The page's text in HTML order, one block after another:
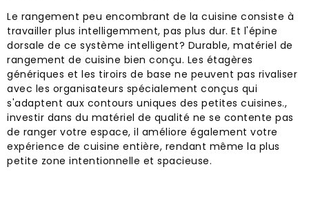
Le rangement peu encombrant de la cuisine consiste à
travailler plus intelligemment, pas plus dur. Et l'épine
dorsale de ce système intelligent? Durable, matériel de
rangement de cuisine bien conçu. Les étagères
génériques et les tiroirs de base ne peuvent pas rivaliser
avec les organisateurs spécialement conçus qui
s'adaptent aux contours uniques des petites cuisines.,
investir dans du matériel de qualité ne se contente pas
de ranger votre espace, il améliore également votre
expérience de cuisine entière, rendant même la plus
petite zone intentionnelle et spacieuse.